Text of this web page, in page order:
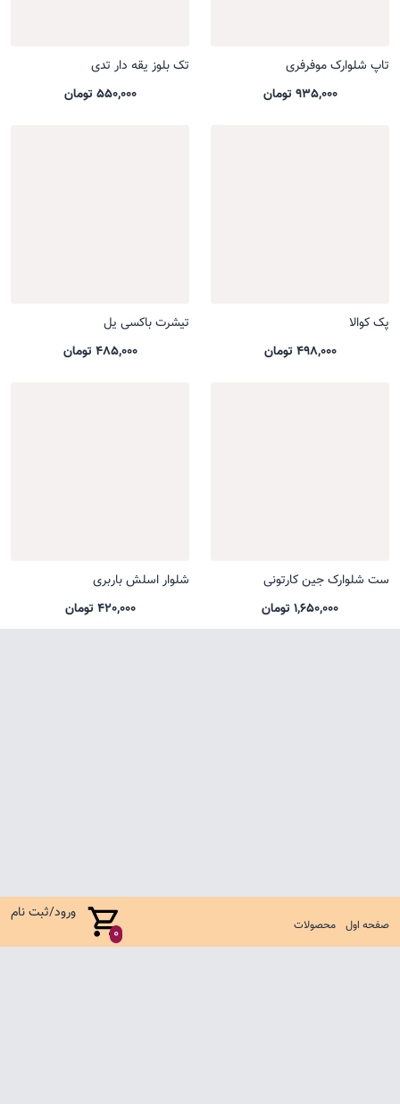
صفحه اول محصولات 0
ورود/ثبت نام
تاپ شلوارک موفرفری
935,000 تومان
تک بلوز یقه دار تدی
550,000 تومان
پک کوالا
498,000 تومان
تیشرت باکسی یل
485,000 تومان
ست شلوارک جین کارتونی
1,650,000 تومان
شلوار اسلش باربری
420,000 تومان